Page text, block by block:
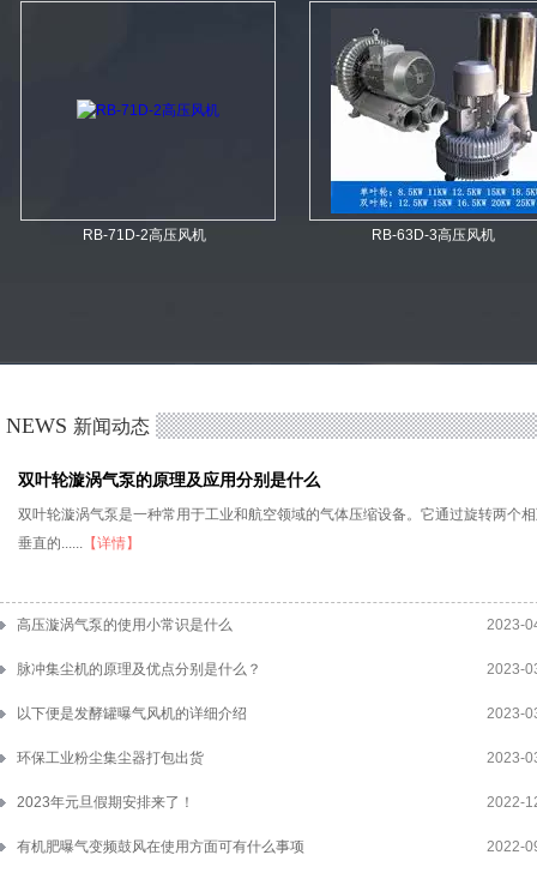
RB-71D-2高压风机 RB-63D-3高压风机
NEWS 新闻动态
双叶轮漩涡气泵的原理及应用分别是什么
双叶轮漩涡气泵是一种常用于工业和航空领域的气体压缩设备。它通过旋转两个
垂直的...... 【详情】
高压漩涡气泵的使用小常识是什么 2023-
脉冲集尘机的原理及优点分别是什么？ 2023-
以下便是发酵罐曝气风机的详细介绍 2023-
环保工业粉尘集尘器打包出货 2023-
2023年元旦假期安排来了！ 2022-
有机肥曝气变频鼓风在使用方面可有什么事项 2022-